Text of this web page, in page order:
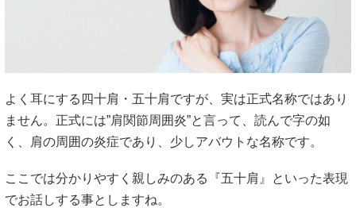
よく耳にする四十肩・五十肩ですが、実は正式名称ではあり
ません。正式には”肩関節周囲炎”と言って、読んで字の如
く、肩の周囲の炎症であり、少しアバウトな名称です。
ここでは分かりやすく親しみのある『五十肩』といった表現
でお話しする事としますね。